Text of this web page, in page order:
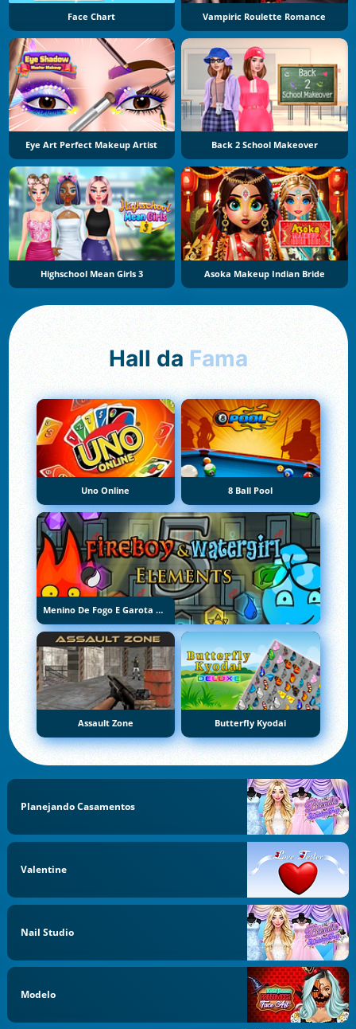
Face Chart Vampiric Roulette Romance
Eye Art Perfect Makeup Artist Back 2 School Makeover
Highschool Mean Girls 3 Asoka Makeup Indian Bride
Hall da Fama
Uno Online 8 Ball Pool
Menino De Fogo E Garota De Água 5: Elementos
Assault Zone Butterfly Kyodai
Planejando Casamentos
Valentine
Nail Studio
Modelo